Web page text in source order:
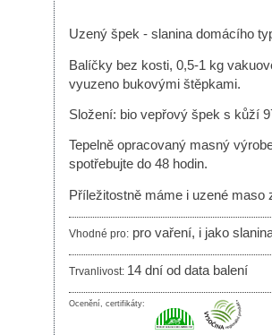
Uzený špek - slanina domácího
Balíčky bez kosti, 0,5-1 kg
vyuzeno bukovými štěpkami.
Složení: bio vepřový špek s kůží
Tepelně opracovaný masný
spotřebujte do 48 hodin.
Příležitostně máme i uzené
Vhodné pro: pro vaření, i jako
Trvanlivost: 14 dní od data balení
Ocenění, certifikáty: